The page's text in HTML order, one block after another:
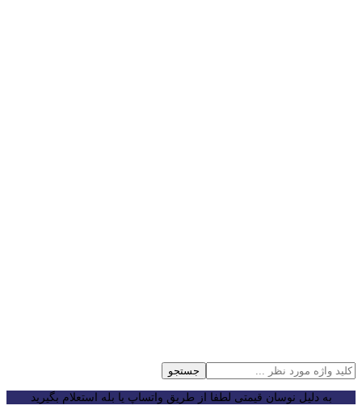
جستجو
به دلیل نوسان قیمتی لطفا از طریق واتساپ یا بله استعلام بگیرید